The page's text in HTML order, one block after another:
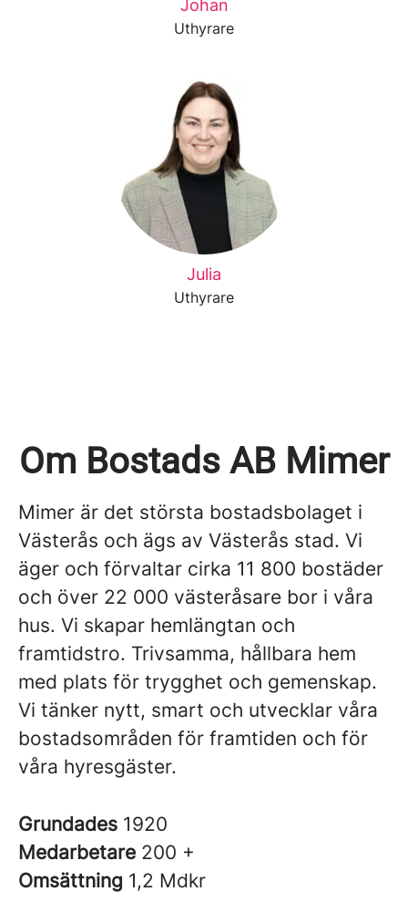
Johan
Uthyrare
Julia
Uthyrare
Om Bostads AB Mimer
Mimer är det största bostadsbolaget i
Västerås och ägs av Västerås stad. Vi
äger och förvaltar cirka 11 800 bostäder
och över 22 000 västeråsare bor i våra
hus. Vi skapar hemlängtan och
framtidstro. Trivsamma, hållbara hem
med plats för trygghet och gemenskap.
Vi tänker nytt, smart och utvecklar våra
bostadsområden för framtiden och för
våra hyresgäster.
Grundades 1920
Medarbetare 200 +
Omsättning 1,2 Mdkr